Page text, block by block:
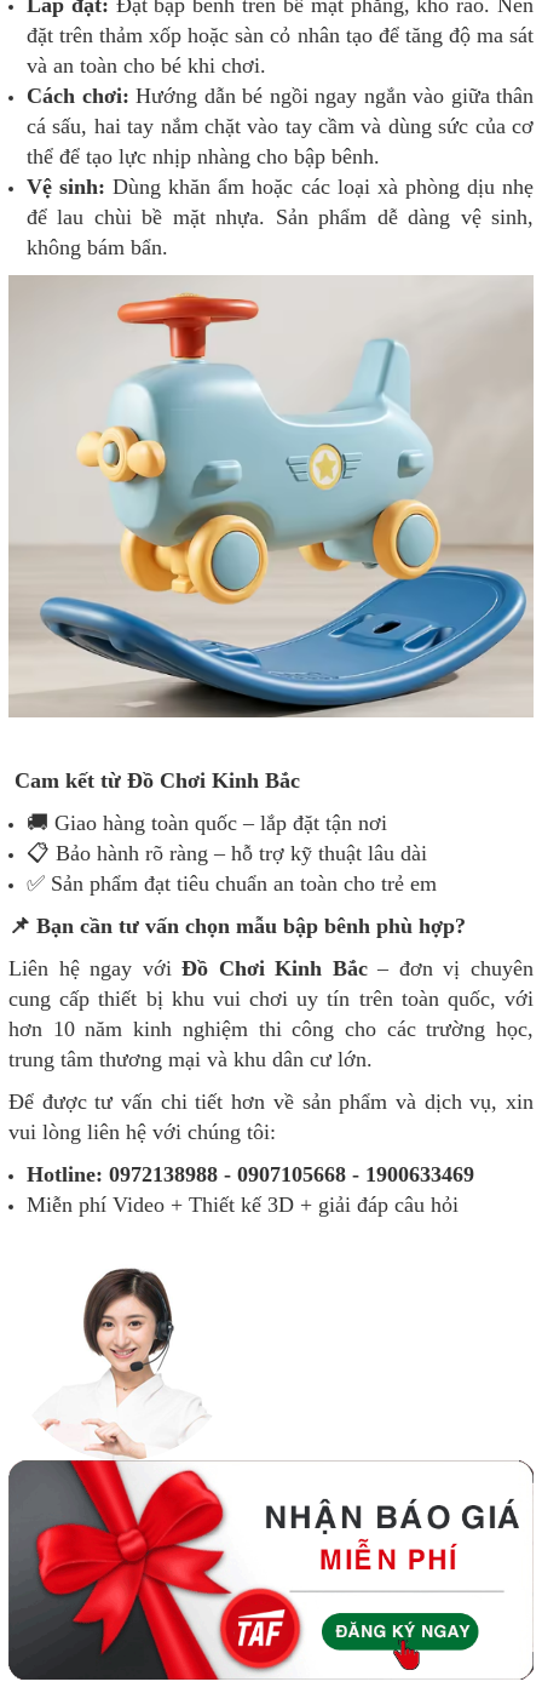
Lắp đặt: Đặt bập bênh trên bề mặt phẳng, khô ráo. Nên
đặt trên thảm xốp hoặc sàn cỏ nhân tạo để tăng độ ma sát
và an toàn cho bé khi chơi.
Cách chơi: Hướng dẫn bé ngồi ngay ngắn vào giữa thân
cá sấu, hai tay nắm chặt vào tay cầm và dùng sức của cơ
thể để tạo lực nhịp nhàng cho bập bênh.
Vệ sinh: Dùng khăn ẩm hoặc các loại xà phòng dịu nhẹ
để lau chùi bề mặt nhựa. Sản phẩm dễ dàng vệ sinh,
không bám bẩn.
Cam kết từ Đồ Chơi Kinh Bắc
🚚 Giao hàng toàn quốc – lắp đặt tận nơi
📋 Bảo hành rõ ràng – hỗ trợ kỹ thuật lâu dài
✅ Sản phẩm đạt tiêu chuẩn an toàn cho trẻ em
📌 Bạn cần tư vấn chọn mẫu bập bênh phù hợp?
Liên hệ ngay vớiĐồ Chơi Kinh Bắc– đơn vị chuyên
cung cấp thiết bị khu vui chơi uy tín trên toàn quốc, với
hơn 10 năm kinh nghiệm thi công cho các trường học,
trung tâm thương mại và khu dân cư lớn.
Để được tư vấn chi tiết hơn về sản phẩm và dịch vụ, xin
vui lòng liên hệ với chúng tôi:
Hotline: 0972138988 - 0907105668 - 1900633469
Miễn phí Video + Thiết kế 3D + giải đáp câu hỏi